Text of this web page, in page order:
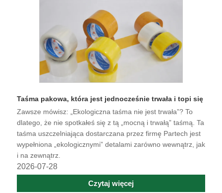
Taśma pakowa, która jest jednocześnie trwała i topi się
Zawsze mówisz: „Ekologiczna taśma nie jest trwała”? To
dlatego, że nie spotkałeś się z tą „mocną i trwałą” taśmą. Ta
taśma uszczelniająca dostarczana przez firmę Partech jest
wypełniona „ekologicznymi” detalami zarówno wewnątrz, jak
i na zewnątrz.
2026-07-28
Czytaj więcej